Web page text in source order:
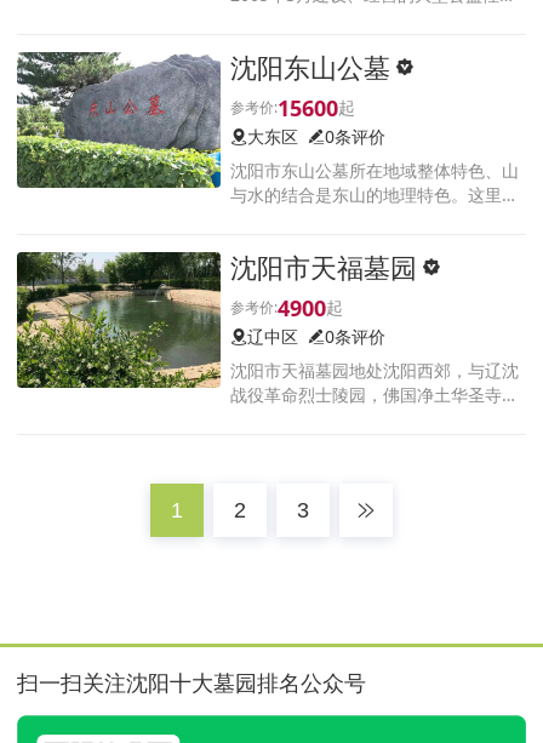
龙河北岸，距城区4公里。
沈阳东山公墓
15600
大东区
0条评价
沈阳市东山公墓所在地域整体特色、山
与水的结合是东山的地理特色。这里原
赤备选陵地之一的地方，属山水俱佳的
沈阳市天福墓园
4900
辽中区
0条评价
沈阳市天福墓园地处沈阳西郊，与辽沈
战役革命烈士陵园，佛国净土华圣寺比
1 2 3
扫一扫关注沈阳十大墓园排名公众号